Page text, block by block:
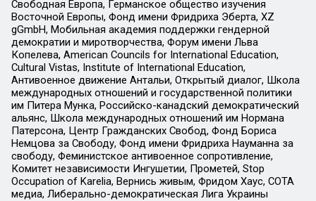
Свободная Европа, Германское общество изучения
Восточной Европы, Фонд имени Фридриха Эберта, XZ
gGmbH, Мобильная академия поддержки гендерной
демократии и миротворчества, Форум имени Льва
Копелева, American Councils for International Education,
Cultural Vistas, Institute of International Education,
Антивоенное движение Антальи, Открытый диалог, Школа
международных отношений и государственной политики
им Питера Мунка, Российско-канадский демократический
альянс, Школа международных отношений им Нормана
Патерсона, Центр Гражданских Свобод, Фонд Бориса
Немцова за Свободу, Фонд имени Фридриха Науманна за
свободу, Феминистское антивоенное сопротивление,
Комитет независимости Ингушетии, Прометей, Stop
Occupation of Karelia, Вернись живым, Фридом Хаус, СОТА
медиа, Либерально-демократическая Лига Украины